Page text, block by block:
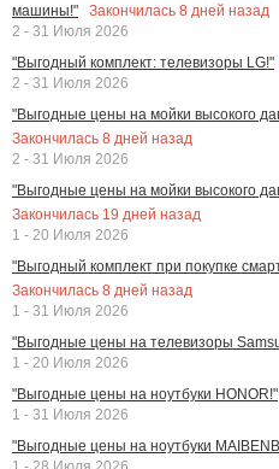
машины!"
Закончилась 8 дней назад
2 - 31 Июля 2026
"Выгодный комплект: телевизоры LG!"
2 - 31 Июля 2026
"Выгодные цены на мойки высокого
Закончилась 8 дней назад
2 - 31 Июля 2026
"Выгодные цены на мойки высокого
Закончилась 19 дней назад
1 - 20 Июля 2026
"Выгодный комплект при покупке
Закончилась 8 дней назад
1 - 31 Июля 2026
"Выгодные цены на телевизоры
1 - 20 Июля 2026
"Выгодные цены на ноутбуки HONOR!"
1 - 31 Июля 2026
"Выгодные цены на ноутбуки